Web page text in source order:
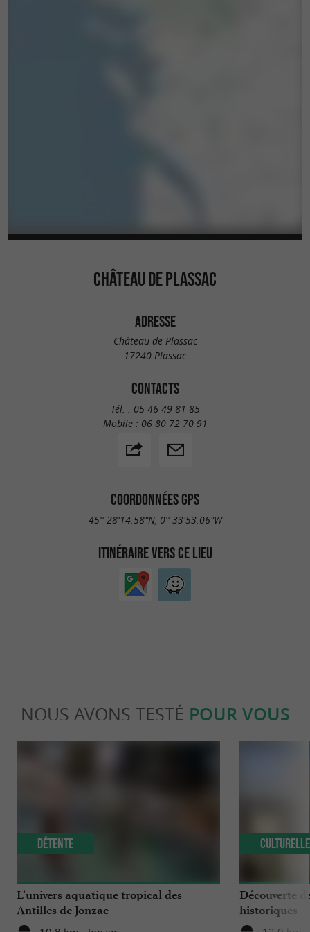
CHÂTEAU DE PLASSAC
ADRESSE
Château de Plassac
17240 Plassac
CONTACTS
Tél. : 05 46 49 81 85
Mobile : 06 80 72 70 91
COORDONNÉES GPS
45° 28'14.58"N, 0° 33'53.06"W
ITINÉRAIRE VERS CE LIEU
NOUS AVONS TESTÉ POUR VOUS
L’univers aquatique tropical des
Antilles de Jonzac
Détente
Découverte
historiques
Culturelle